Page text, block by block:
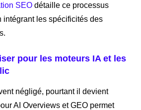
SEO détaille ce processus
intégrant les spécificités des
pour les moteurs IA et les
négligé, pourtant il devient
AI Overviews et GEO permet